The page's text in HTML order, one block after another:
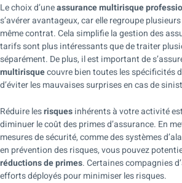
Le choix d’uneassurance multirisque
s’avérer avantageux, car elle regroupe
même contrat. Cela simplifie la gestion des
tarifs sont plus intéressants que de traiter
séparément. De plus, il est important de
multirisquecouvre bien toutes les spécificités
d’éviter les mauvaises surprises en cas de
Réduire lesrisquesinhérents à votre activité
diminuer le coût des primes d’assurance. En
mesures de sécurité, comme des systèmes
en prévention des risques, vous pouvez
réductions de primes. Certaines compagnies
efforts déployés pour minimiser les risques.